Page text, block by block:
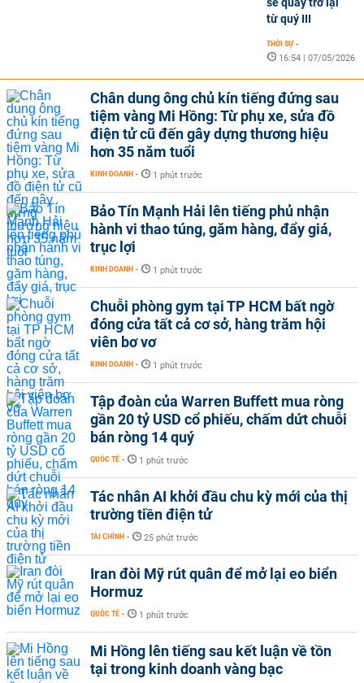
từ quý III
THỜI SỰ -
16:54 | 07/05/2026
Chân dung ông chủ kín tiếng đứng sau
tiệm vàng Mi Hồng: Từ phụ xe, sửa đồ
điện tử cũ đến gây dựng thương hiệu
hơn 35 năm tuổi
KINH DOANH - 1 phút trước
Bảo Tín Mạnh Hải lên tiếng phủ nhận
hành vi thao túng, găm hàng, đẩy giá,
trục lợi
KINH DOANH - 1 phút trước
Chuỗi phòng gym tại TP HCM bất ngờ
đóng cửa tất cả cơ sở, hàng trăm hội
viên bơ vơ
KINH DOANH - 1 phút trước
Tập đoàn của Warren Buffett mua ròng
gần 20 tỷ USD cổ phiếu, chấm dứt chuỗi
bán ròng 14 quý
QUỐC TẾ - 1 phút trước
Tác nhân AI khởi đầu chu kỳ mới của thị
trường tiền điện tử
TÀI CHÍNH - 25 phút trước
Iran đòi Mỹ rút quân để mở lại eo biển
Hormuz
QUỐC TẾ - 1 phút trước
Mi Hồng lên tiếng sau kết luận về tồn
tại trong kinh doanh vàng bạc